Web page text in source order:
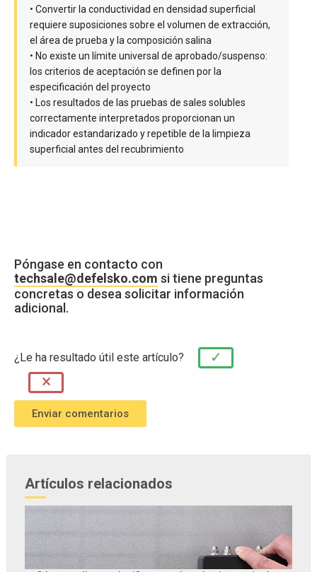
• Convertir la conductividad en densidad superficial
requiere suposiciones sobre el volumen de extracción,
el área de prueba y la composición salina
• No existe un límite universal de aprobado/suspenso:
los criterios de aceptación se definen por la
especificación del proyecto
• Los resultados de las pruebas de sales solubles
correctamente interpretados proporcionan un
indicador estandarizado y repetible de la limpieza
superficial antes del recubrimiento
Póngase en contacto con
techsale@defelsko.com si tiene preguntas
concretas o desea solicitar información
adicional.
¿Le ha resultado útil este artículo? ✓
×
Artículos relacionados